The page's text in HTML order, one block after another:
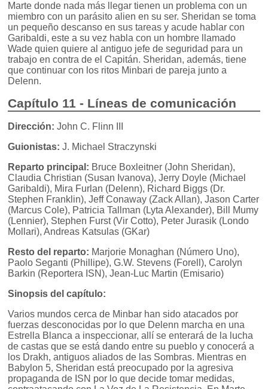
Marte donde nada más llegar tienen un problema con un
miembro con un parásito alien en su ser. Sheridan se toma
un pequeño descanso en sus tareas y acude hablar con
Garibaldi, este a su vez habla con un hombre llamado
Wade quien quiere al antiguo jefe de seguridad para un
trabajo en contra de el Capitán. Sheridan, además, tiene
que continuar con los ritos Minbari de pareja junto a
Delenn.
Capítulo 11 - Líneas de comunicación
Dirección: John C. Flinn III
Guionistas: J. Michael Straczynski
Reparto principal: Bruce Boxleitner (John Sheridan),
Claudia Christian (Susan Ivanova), Jerry Doyle (Michael
Garibaldi), Mira Furlan (Delenn), Richard Biggs (Dr.
Stephen Franklin), Jeff Conaway (Zack Allan), Jason Carter
(Marcus Cole), Patricia Tallman (Lyta Alexander), Bill Mumy
(Lennier), Stephen Furst (Vir Cotto), Peter Jurasik (Londo
Mollari), Andreas Katsulas (GKar)
Resto del reparto: Marjorie Monaghan (Número Uno),
Paolo Seganti (Phillipe), G.W. Stevens (Forell), Carolyn
Barkin (Reportera ISN), Jean-Luc Martin (Emisario)
Sinopsis del capítulo:
Varios mundos cerca de Minbar han sido atacados por
fuerzas desconocidas por lo que Delenn marcha en una
Estrella Blanca a inspeccionar, allí se enterará de la lucha
de castas que se está dando entre su pueblo y conocerá a
los Drakh, antiguos aliados de las Sombras. Mientras en
Babylon 5, Sheridan está preocupado por la agresiva
propaganda de ISN por lo que decide tomar medidas,